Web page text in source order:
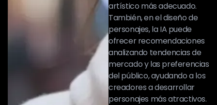
artístico más adecuado.
También, en el diseño de
personajes, la IA puede
ofrecer recomendaciones
analizando tendencias de
mercado y las preferencias
del público, ayudando a los
creadores a desarrollar
personajes más atractivos.